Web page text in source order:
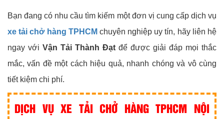
Bạn đang có nhu cầu tìm kiếm một đơn vị cung cấp dịch vụ
xe tải chở hàng TPHCM chuyên nghiệp uy tín, hãy liên hệ
ngay với Vận Tải Thành Đạt để được giải đáp mọi thắc
mắc, vấn đề một cách hiệu quả, nhanh chóng và vô cùng
tiết kiệm chi phí.
DỊCH VỤ XE TẢI CHỞ HÀNG TPHCM NỘI